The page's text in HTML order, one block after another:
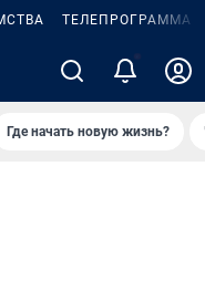
ТЕЛЕПРОГРАММА
Где начать новую жизнь?